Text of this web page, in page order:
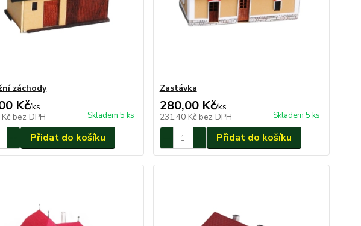
záchody
Kč/ks
bez DPH Skladem 5 ks
Přidat do košíku
Zastávka
280,00 Kč/ks
231,40 Kč bez DPH Skladem 5 ks
Přidat do košíku